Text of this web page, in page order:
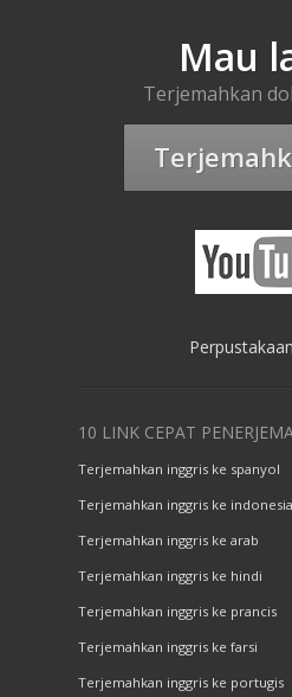
Mau
Terjemahkan
10 LINK CEPAT
Terjemahkan inggris ke spanyol
Terjemahkan inggris ke indonesia
Terjemahkan inggris ke arab
Terjemahkan inggris ke hindi
Terjemahkan inggris ke prancis
Terjemahkan inggris ke farsi
Terjemahkan inggris ke portugis